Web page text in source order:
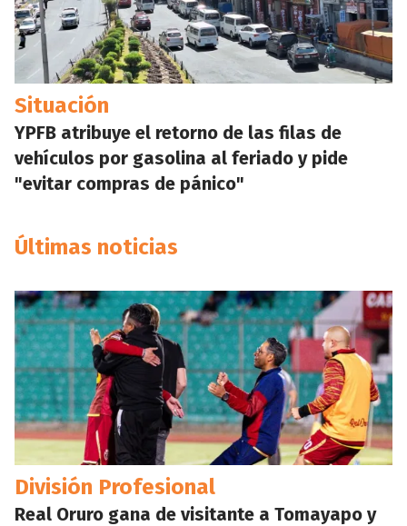
Situación
YPFB atribuye el retorno de las filas de
vehículos por gasolina al feriado y pide
"evitar compras de pánico"
Últimas noticias
División Profesional
Real Oruro gana de visitante a Tomayapo y